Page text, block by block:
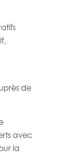
de
avec
la